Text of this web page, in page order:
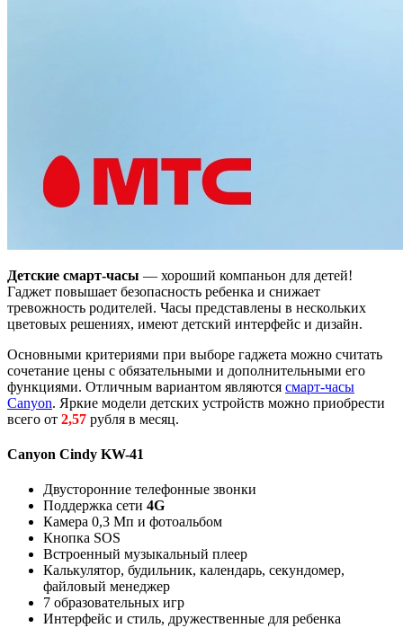
Детские смарт-часы — хороший компаньон для детей!
Гаджет повышает безопасность ребенка и снижает
тревожность родителей. Часы представлены в нескольких
цветовых решениях, имеют детский интерфейс и дизайн.
Основными критериями при выборе гаджета можно считать
сочетание цены с обязательными и дополнительными его
функциями. Отличным вариантом являются смарт-часы
Canyon. Яркие модели детских устройств можно приобрести
всего от 2,57 рубля в месяц.
Canyon Cindy KW-41
Двусторонние телефонные звонки
Поддержка сети 4G
Камера 0,3 Мп и фотоальбом
Кнопка SOS
Встроенный музыкальный плеер
Калькулятор, будильник, календарь, секундомер,
файловый менеджер
7 образовательных игр
Интерфейс и стиль, дружественные для ребенка